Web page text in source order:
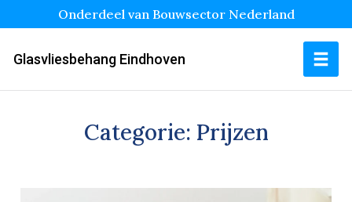
Onderdeel van Bouwsector Nederland
Glasvliesbehang Eindhoven
Categorie: Prijzen